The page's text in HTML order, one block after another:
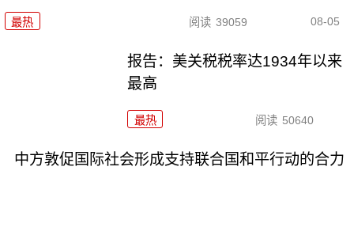
最热 阅读 39059 08-05
报告：美关税税率达1934年以来
最高
最热 阅读 50640
中方敦促国际社会形成支持联合国和平行动的合力